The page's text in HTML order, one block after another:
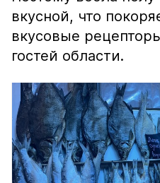
вкусной, что
вкусовые
гостей области.